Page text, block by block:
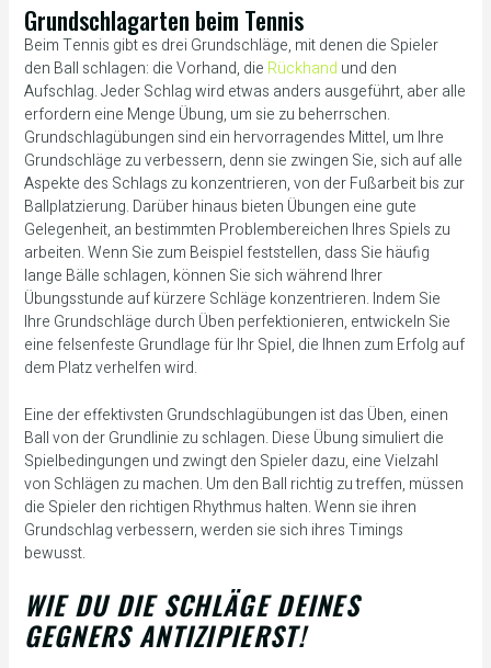
Grundschlagarten beim Tennis
Beim Tennis gibt es drei Grundschläge, mit denen die Spieler
den Ball schlagen: die Vorhand, die Rückhand und den
Aufschlag. Jeder Schlag wird etwas anders ausgeführt, aber alle
erfordern eine Menge Übung, um sie zu beherrschen.
Grundschlagübungen sind ein hervorragendes Mittel, um Ihre
Grundschläge zu verbessern, denn sie zwingen Sie, sich auf alle
Aspekte des Schlags zu konzentrieren, von der Fußarbeit bis zur
Ballplatzierung. Darüber hinaus bieten Übungen eine gute
Gelegenheit, an bestimmten Problembereichen Ihres Spiels zu
arbeiten. Wenn Sie zum Beispiel feststellen, dass Sie häufig
lange Bälle schlagen, können Sie sich während Ihrer
Übungsstunde auf kürzere Schläge konzentrieren. Indem Sie
Ihre Grundschläge durch Üben perfektionieren, entwickeln Sie
eine felsenfeste Grundlage für Ihr Spiel, die Ihnen zum Erfolg auf
dem Platz verhelfen wird.
Eine der effektivsten Grundschlagübungen ist das Üben, einen
Ball von der Grundlinie zu schlagen. Diese Übung simuliert die
Spielbedingungen und zwingt den Spieler dazu, eine Vielzahl
von Schlägen zu machen. Um den Ball richtig zu treffen, müssen
die Spieler den richtigen Rhythmus halten. Wenn sie ihren
Grundschlag verbessern, werden sie sich ihres Timings
bewusst.
WIE DU DIE SCHLÄGE DEINES
GEGNERS ANTIZIPIERST!